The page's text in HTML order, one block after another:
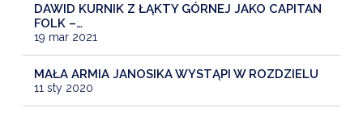
DAWID KURNIK Z ŁĄKTY GÓRNEJ JAKO CAPITAN
FOLK –…
19 mar 2021
MAŁA ARMIA JANOSIKA WYSTĄPI W ROZDZIELU
11 sty 2020